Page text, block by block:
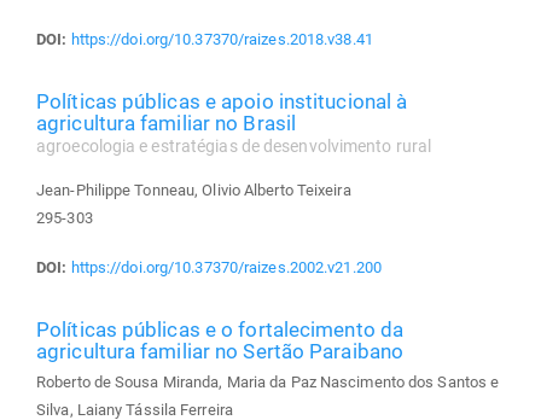
DOI: https://doi.org/10.37370/raizes.2018.v38.41
Políticas públicas e apoio institucional à
agricultura familiar no Brasil
agroecologia e estratégias de desenvolvimento rural
Jean-Philippe Tonneau, Olivio Alberto Teixeira
295-303
DOI: https://doi.org/10.37370/raizes.2002.v21.200
Políticas públicas e o fortalecimento da
agricultura familiar no Sertão Paraibano
Roberto de Sousa Miranda, Maria da Paz Nascimento dos Santos e
Silva, Laiany Tássila Ferreira